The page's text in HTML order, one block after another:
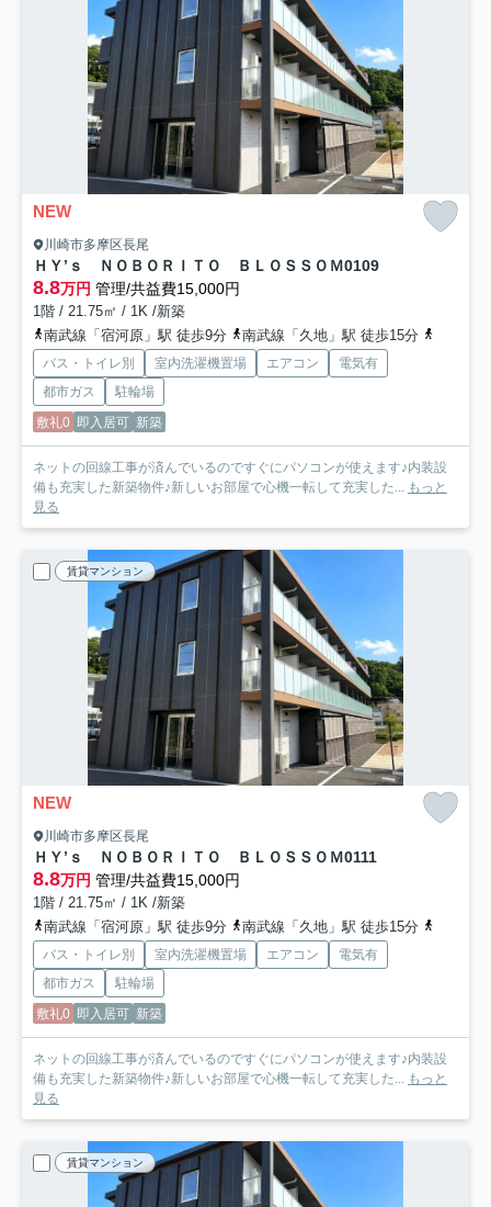
NEW
川崎市多摩区長尾
ＨＹ’ｓ ＮＯＢＯＲＩＴＯ ＢＬＯＳＳＯＭ0109
8.8万円 管理/共益費15,000円
1階 / 21.75㎡ / 1K /新築
南武線「宿河原」駅 徒歩9分
南武線「久地」駅 徒歩15分
バス・トイレ別 室内洗濯機置場 エアコン
電気有
都市ガス
駐輪場
敷礼0 即入居可 新築
ネットの回線工事が済んでいるのですぐにパソコンが使えます♪内装設
備も充実した新築物件♪新しいお部屋で心機一転して充実した...
もっと
見る
賃貸マンション
NEW
川崎市多摩区長尾
ＨＹ’ｓ ＮＯＢＯＲＩＴＯ ＢＬＯＳＳＯＭ0111
8.8万円 管理/共益費15,000円
1階 / 21.75㎡ / 1K /新築
南武線「宿河原」駅 徒歩9分
南武線「久地」駅 徒歩15分
バス・トイレ別 室内洗濯機置場 エアコン
電気有
都市ガス
駐輪場
敷礼0 即入居可 新築
ネットの回線工事が済んでいるのですぐにパソコンが使えます♪内装設
備も充実した新築物件♪新しいお部屋で心機一転して充実した...
もっと
見る
賃貸マンション